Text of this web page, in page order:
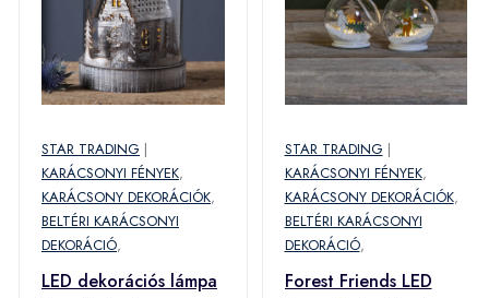
STAR TRADING |
KARÁCSONYI FÉNYEK,
KARÁCSONY DEKORÁCIÓK,
BELTÉRI KARÁCSONYI
DEKORÁCIÓ,
LED dekorációs lámpa
STAR TRADING |
KARÁCSONYI FÉNYEK,
KARÁCSONY DEKORÁCIÓK,
BELTÉRI KARÁCSONYI
DEKORÁCIÓ,
Forest Friends LED